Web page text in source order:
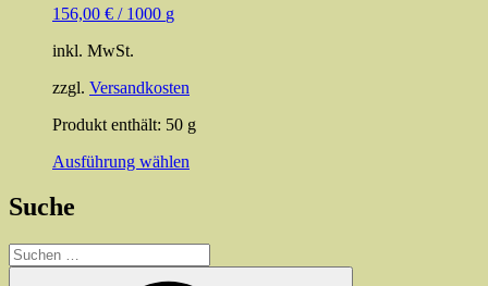
gewählt
werden
156,00 € / 1000 g
inkl. MwSt.
zzgl. Versandkosten
Produkt enthält: 50 g
Ausführung wählen
Suche
Suchen
nach: